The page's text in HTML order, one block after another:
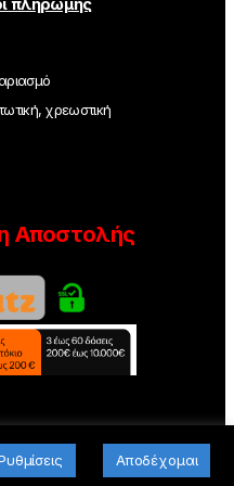
πληρωμής
χρεωστική
Αποστολής
Αποδέχομαι